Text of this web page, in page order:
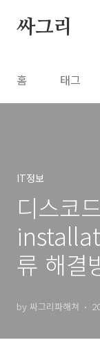
싸그리
홈 태그
IT정보
디스코
류 해결
by 싸그리파해쳐